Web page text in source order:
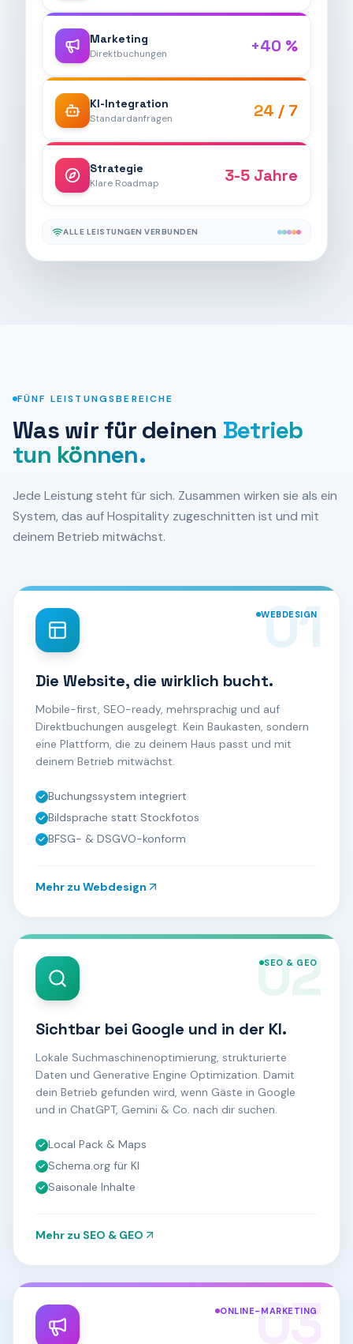
Marketing
Direktbuchungen +40 %
KI-Integration
Standardanfragen 24 / 7
Strategie
Klare Roadmap 3-5 Jahre
ALLE LEISTUNGEN VERBUNDEN
FÜNF LEISTUNGSBEREICHE
Was wir für deinen Betrieb
tun können.
Jede Leistung steht für sich. Zusammen wirken sie als ein
System, das auf Hospitality zugeschnitten ist und mit
deinem Betrieb mitwächst.
01
WEBDESIGN
Die Website, die wirklich bucht.
Mobile-first, SEO-ready, mehrsprachig und auf
Direktbuchungen ausgelegt. Kein Baukasten, sondern
eine Plattform, die zu deinem Haus passt und mit
deinem Betrieb mitwächst.
Buchungssystem integriert
Bildsprache statt Stockfotos
BFSG- & DSGVO-konform
Mehr zu Webdesign
02
SEO & GEO
Sichtbar bei Google und in der KI.
Lokale Suchmaschinenoptimierung, strukturierte
Daten und Generative Engine Optimization. Damit
dein Betrieb gefunden wird, wenn Gäste in Google
und in ChatGPT, Gemini & Co. nach dir suchen.
Local Pack & Maps
Schema.org für KI
Saisonale Inhalte
Mehr zu SEO & GEO
03
ONLINE-MARKETING